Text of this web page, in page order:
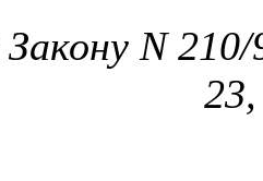
Закону N